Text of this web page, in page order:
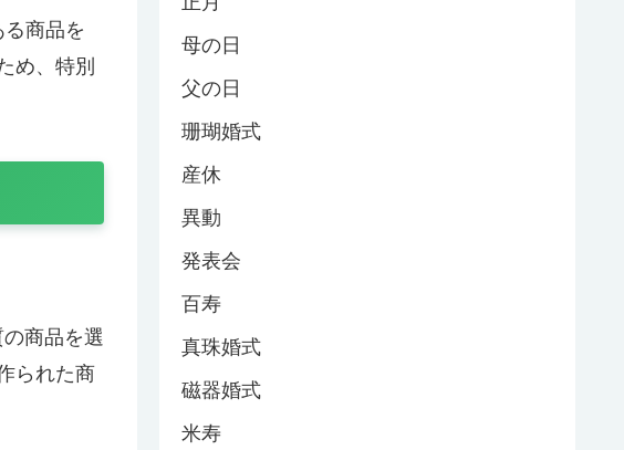
商品を
め、特別
商品を選
られた商
母の日
父の日
珊瑚婚式
産休
異動
発表会
百寿
真珠婚式
磁器婚式
米寿